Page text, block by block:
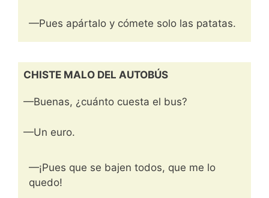
—Pues apártalo y cómete solo las patatas.
CHISTE MALO DEL AUTOBÚS
—Buenas, ¿cuánto cuesta el bus?
—Un euro.
—¡Pues que se bajen todos, que me lo
quedo!